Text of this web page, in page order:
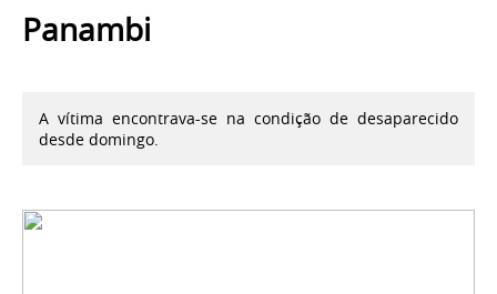
Panambi
A vítima encontrava-se na condição de desaparecido
desde domingo.